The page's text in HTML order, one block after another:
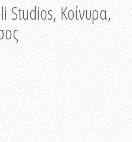
Studios, Κοίνυρα,